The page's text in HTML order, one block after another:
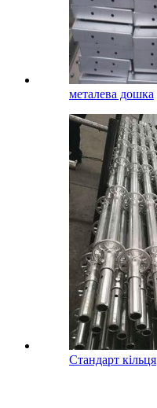
металева дошка
Стандарт кільця